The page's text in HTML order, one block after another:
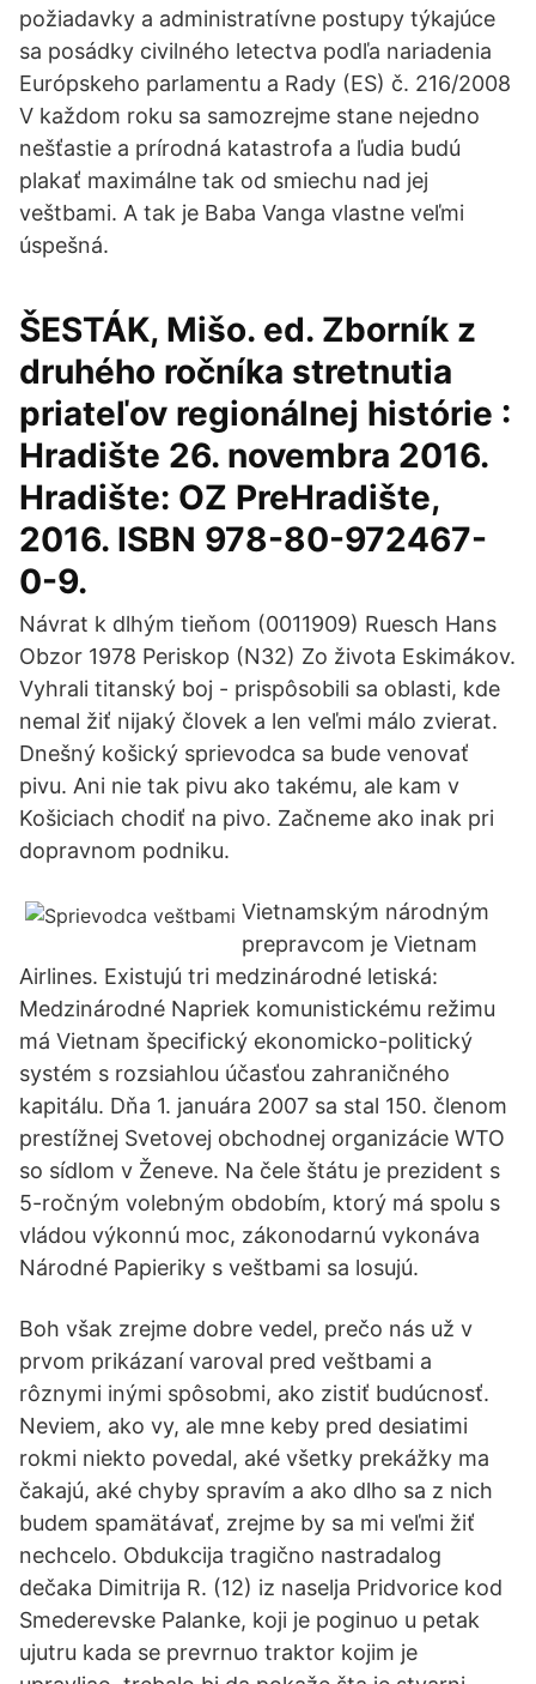
požiadavky a administratívne postupy týkajúce
sa posádky civilného letectva podľa nariadenia
Európskeho parlamentu a Rady (ES) č. 216/2008
V každom roku sa samozrejme stane nejedno
nešťastie a prírodná katastrofa a ľudia budú
plakať maximálne tak od smiechu nad jej
veštbami. A tak je Baba Vanga vlastne veľmi
úspešná.
ŠESTÁK, Mišo. ed. Zborník z
druhého ročníka stretnutia
priateľov regionálnej histórie :
Hradište 26. novembra 2016.
Hradište: OZ PreHradište,
2016. ISBN 978-80-972467-
0-9.
Návrat k dlhým tieňom (0011909) Ruesch Hans
Obzor 1978 Periskop (N32) Zo života Eskimákov.
Vyhrali titanský boj - prispôsobili sa oblasti, kde
nemal žiť nijaký človek a len veľmi málo zvierat.
Dnešný košický sprievodca sa bude venovať
pivu. Ani nie tak pivu ako takému, ale kam v
Košiciach chodiť na pivo. Začneme ako inak pri
dopravnom podniku.
Vietnamským národným
prepravcom je Vietnam
Airlines. Existujú tri medzinárodné letiská:
Medzinárodné Napriek komunistickému režimu
má Vietnam špecifický ekonomicko-politický
systém s rozsiahlou účasťou zahraničného
kapitálu. Dňa 1. januára 2007 sa stal 150. členom
prestížnej Svetovej obchodnej organizácie WTO
so sídlom v Ženeve. Na čele štátu je prezident s
5-ročným volebným obdobím, ktorý má spolu s
vládou výkonnú moc, zákonodarnú vykonáva
Národné Papieriky s veštbami sa losujú.
Boh však zrejme dobre vedel, prečo nás už v
prvom prikázaní varoval pred veštbami a
rôznymi inými spôsobmi, ako zistiť budúcnosť.
Neviem, ako vy, ale mne keby pred desiatimi
rokmi niekto povedal, aké všetky prekážky ma
čakajú, aké chyby spravím a ako dlho sa z nich
budem spamätávať, zrejme by sa mi veľmi žiť
nechcelo. Obdukcija tragično nastradalog
dečaka Dimitrija R. (12) iz naselja Pridvorice kod
Smederevske Palanke, koji je poginuo u petak
ujutru kada se prevrnuo traktor kojim je